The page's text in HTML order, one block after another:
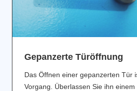
Gepanzerte Türöffnung
Das Öffnen einer gepanzerten Tür
Vorgang. Überlassen Sie ihn